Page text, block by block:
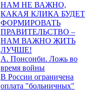
НАМ НЕ ВАЖНО,
КАКАЯ КЛИКА БУДЕТ
ФОРМИРОВАТЬ
ПРАВИТЕЛЬСТВО –
НАМ ВАЖНО ЖИТЬ
ЛУЧШЕ!
А. Понсонби. Ложь во
время войны
В России ограничена
оплата "больничных"